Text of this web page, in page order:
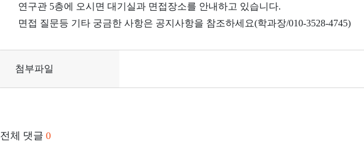
연구관 5층에 오시면 대기실과 면접장소를 안내하고 있습니다.
면접 질문등 기타 궁금한 사항은 공지사항을 참조하세요(학과장/010-3528-4745)
첨부파일
전체 댓글 0